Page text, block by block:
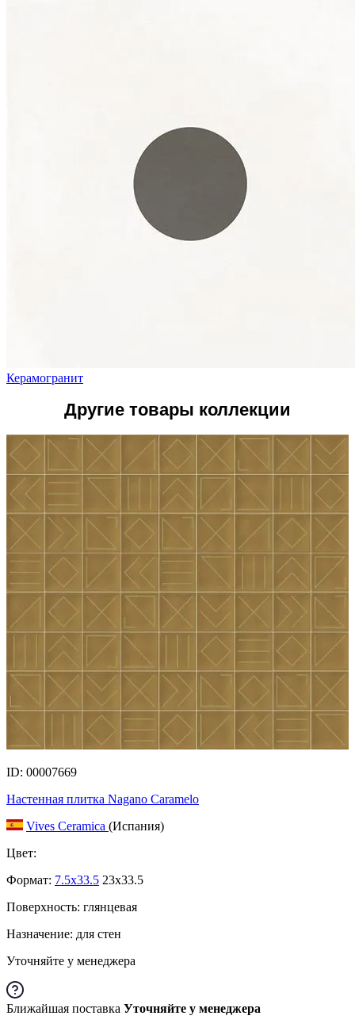
Керамогранит
Другие товары коллекции
ID: 00007669
Настенная плитка Nagano Caramelo
Vives Ceramica (Испания)
Цвет:
Формат: 7.5x33.5 23x33.5
Поверхность: глянцевая
Назначение: для стен
Уточняйте у менеджера
Ближайшая поставка Уточняйте у менеджера